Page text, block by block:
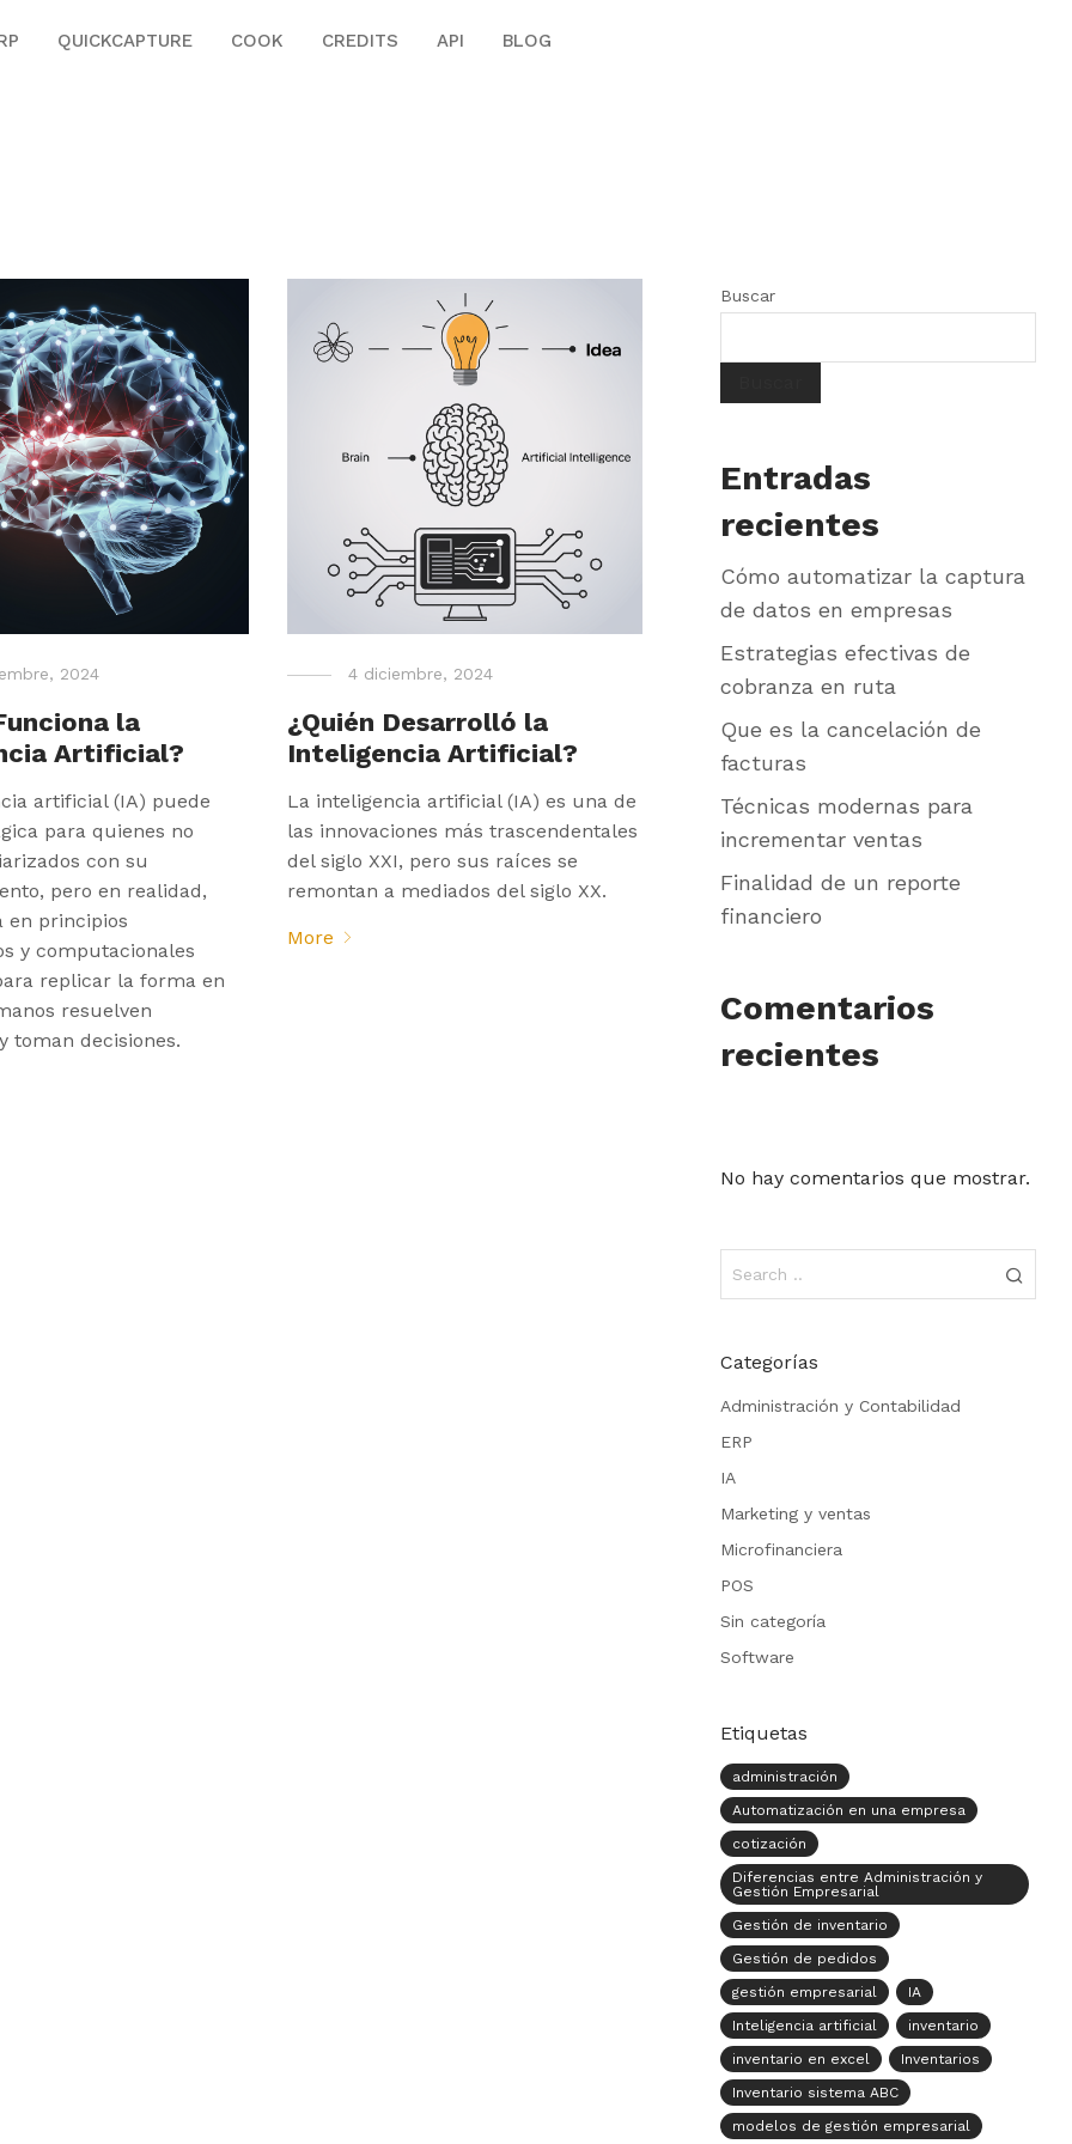
QUICKCAPTURE COOK CREDITS API BLOG
2024
la
Artificial?
artificial (IA) puede
para quienes no
con su
pero en realidad,
en principios
y computacionales
replicar la forma en
resuelven
toman decisiones.
4 diciembre, 2024
¿Quién Desarrolló la
Inteligencia Artificial?
La inteligencia artificial (IA) es una de
las innovaciones más trascendentales
del siglo XXI, pero sus raíces se
remontan a mediados del siglo XX.
More
Buscar
Entradas
recientes
Cómo automatizar la captura
de datos en empresas
Estrategias efectivas de
cobranza en ruta
Que es la cancelación de
facturas
Técnicas modernas para
incrementar ventas
Finalidad de un reporte
financiero
Comentarios
recientes
No hay comentarios que mostrar.
Categorías
Administración y Contabilidad
ERP
IA
Marketing y ventas
Microfinanciera
POS
Sin categoría
Software
Etiquetas
administración
Automatización en una empresa
cotización
Diferencias entre Administración y
Gestión Empresarial
Gestión de inventario
Gestión de pedidos
gestión empresarial
IA
Inteligencia artificial
inventario
inventario en excel
Inventarios
Inventario sistema ABC
modelos de gestión empresarial